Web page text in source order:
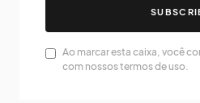
Ao marcar esta caixa, você
com nossos termos de uso.